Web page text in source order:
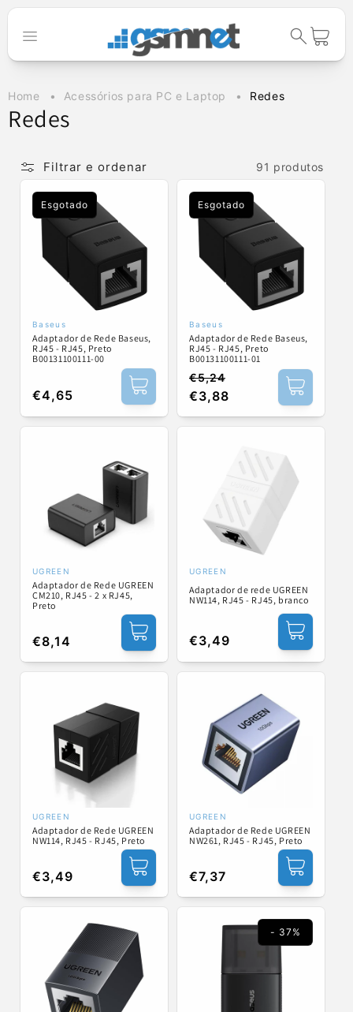
Saltar para o
Carrinho
Home Acessórios para PC e Laptop Redes
C
Redes
Filtrar e ordenar 91 produtos
Esgotado
Fornecedor:
Baseus
Adaptador de Rede Baseus,
RJ45 - RJ45, Preto
B00131100111-00
Preço
normal
€4,65
Esgotado
Fornecedor:
Baseus
Adaptador de Rede Baseus,
RJ45 - RJ45, Preto
B00131100111-01
Preço
normal
€5,24
Preço
saldo
€3,88
Fornecedor:
UGREEN
Adaptador de Rede UGREEN
CM210, RJ45 - 2 x RJ45,
Preto
Preço
normal
€8,14
Fornecedor:
UGREEN
Adaptador de rede UGREEN
NW114, RJ45 - RJ45, branco
Preço
normal
€3,49
Fornecedor:
UGREEN
Adaptador de Rede UGREEN
NW114, RJ45 - RJ45, Preto
Preço
normal
€3,49
Fornecedor:
UGREEN
Adaptador de Rede UGREEN
NW261, RJ45 - RJ45, Preto
Preço
normal
€7,37
- 37%